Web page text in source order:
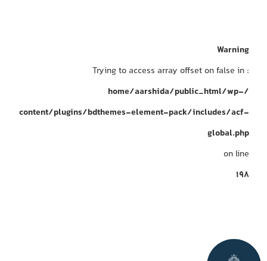
Warning
: Trying to access array offset on false in
/home/aarshida/public_html/wp-
content/plugins/bdthemes-element-pack/includes/acf-
global.php
on line
198